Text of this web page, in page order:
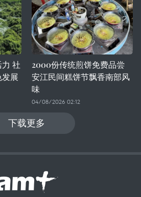
社
展
2000份传统煎饼免费品尝
安江民间糕饼节飘香南部风
味
04/08/2026 02:12
下载更多